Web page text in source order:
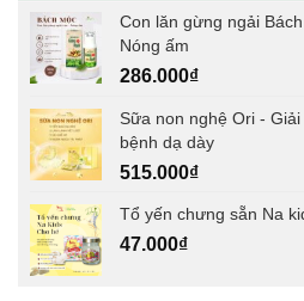
Con lăn gừng ngải
Nóng ấm
286.000₫
Sữa non nghệ Ori -
bệnh dạ dày
515.000₫
Tổ yến chưng sẵn Na
47.000₫